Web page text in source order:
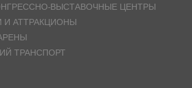
ВЫСТАВОЧНЫЕ ЦЕНТРЫ
И АТТРАКЦИОНЫ
ТРАНСПОРТ